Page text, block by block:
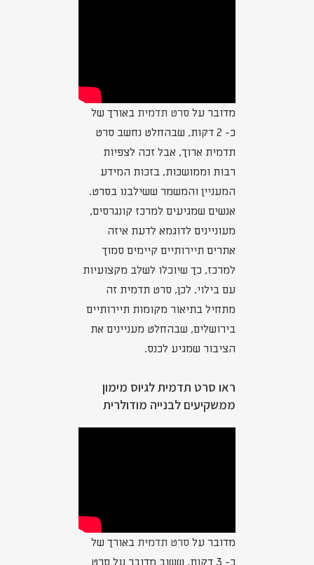
מדובר על סרט תדמית באורך של
כ- 2 דקות, שבהחלט נחשב סרט
תדמית ארוך, אבל זכה לצפיות
רבות וממושכות, בזכות המידע
המעניין והמשמר ששילבנו בסרט.
אנשים שמגיעים למרכז קונגרסים,
מעוניינים לדוגמא לדעת איזה
אתרים תיירותיים קיימים סמוך
למרכז, כך שיוכלו לשלב מקצועיות
עם בילוי. לכן, סרט תדמית זה
מתחיל בתיאור מקומות תיירותיים
בירושלים, שבהחלט מעניינים את
הציבור שמגיע לכנס.
ראו סרט תדמית לגיוס מימון
ממשקיעים לבנייה מודולרית
מדובר על סרט תדמית באורך של